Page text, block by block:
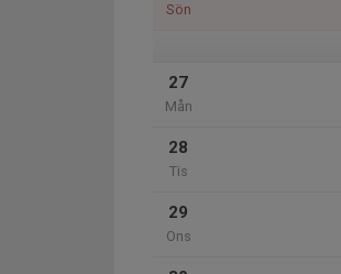
Sön
27
Mån
28
Tis
29
Ons